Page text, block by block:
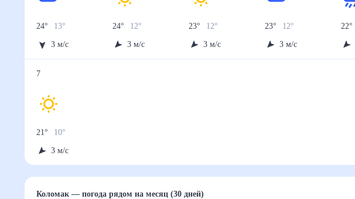
24° 13°
3 м/с
24° 12°
3 м/с
23° 12°
3 м/с
23° 12°
3 м/с
22°
7
21° 10°
3 м/с
Коломак— погода рядомна месяц (30 дней)